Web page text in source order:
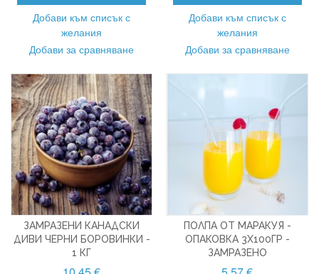
Добави към списък с
желания
Добави за сравняване
Добави към списък с
желания
Добави за сравняване
ЗАМРАЗЕНИ КАНАДСКИ
ДИВИ ЧЕРНИ БОРОВИНКИ -
1 КГ
ПОЛПА ОТ МАРАКУЯ -
ОПАКОВКА 3X100ГР -
ЗАМРАЗЕНО